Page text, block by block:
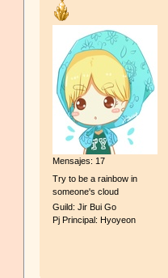
Mensajes: 17
Try to be a rainbow in
someone's cloud
Guild: Jir Bui Go
Pj Principal: Hyoyeon